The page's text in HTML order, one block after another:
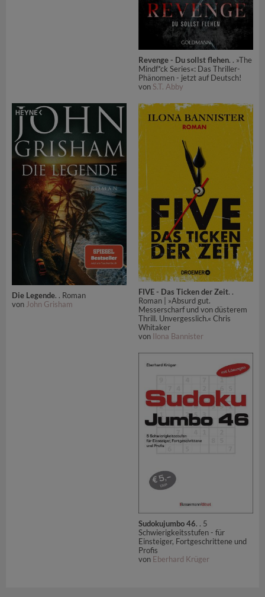
Revenge - Du sollst flehen. . »The
Mindf*ck Series«: Das Thriller-
Phänomen - jetzt auf Deutsch!
von S.T. Abby
Die Legende. . Roman
von John Grisham
FIVE - Das Ticken der Zeit. .
Roman | »Absurd gut.
Messerscharf und von düsterem
Thrill. Unvergesslich.« Chris
Whitaker
von Ilona Bannister
Sudokujumbo 46. . 5
Schwierigkeitsstufen - für
Einsteiger, Fortgeschrittene und
Profis
von Eberhard Krüger